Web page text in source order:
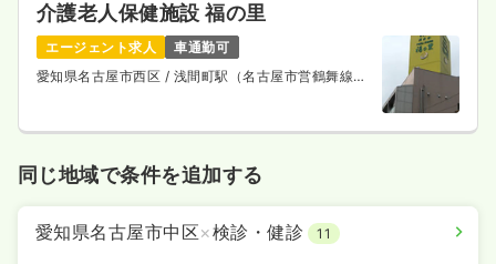
介護老人保健施設 福の里
エージェント求人
車通勤可
愛知県名古屋市西区 / 浅間町駅（名古屋市営鶴舞線）
同じ地域で条件を追加する
愛知県名古屋市中区×検診・健診 11